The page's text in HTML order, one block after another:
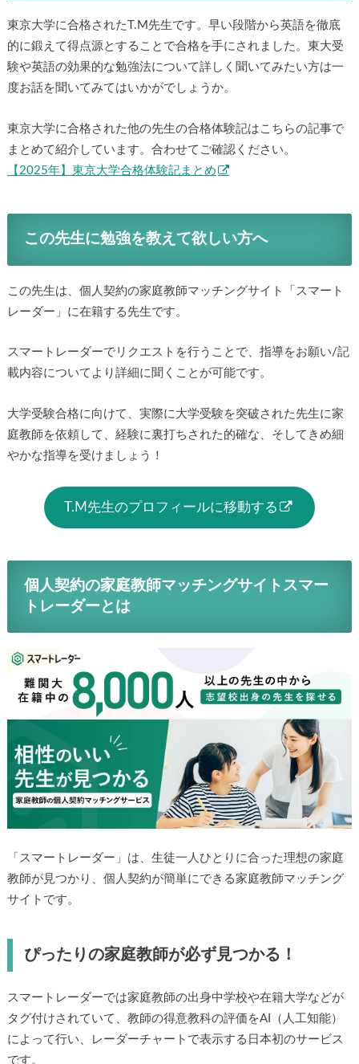
東京大学に合格されたT.M先生です。早い段階から英語を徹底
的に鍛えて得点源とすることで合格を手にされました。東大受
験や英語の効果的な勉強法について詳しく聞いてみたい方は一
度お話を聞いてみてはいかがでしょうか。
東京大学に合格された他の先生の合格体験記はこちらの記事で
まとめて紹介しています。合わせてご確認ください。
【2025年】東京大学合格体験記まとめ
この先生に勉強を教えて欲しい方へ
この先生は、個人契約の家庭教師マッチングサイト「スマート
レーダー」に在籍する先生です。
スマートレーダーでリクエストを行うことで、指導をお願い/記
載内容についてより詳細に聞くことが可能です。
大学受験合格に向けて、実際に大学受験を突破された先生に家
庭教師を依頼して、経験に裏打ちされた的確な、そしてきめ細
やかな指導を受けましょう！
T.M先生のプロフィールに移動する
個人契約の家庭教師マッチングサイトスマー
トレーダーとは
「スマートレーダー」は、生徒一人ひとりに合った理想の家庭
教師が見つかり、個人契約が簡単にできる家庭教師マッチング
サイトです。
ぴったりの家庭教師が必ず見つかる！
スマートレーダーでは家庭教師の出身中学校や在籍大学などが
タグ付けされていて、教師の得意教科の評価をAI（人工知能）
によって行い、レーダーチャートで表示する日本初のサービス
です。